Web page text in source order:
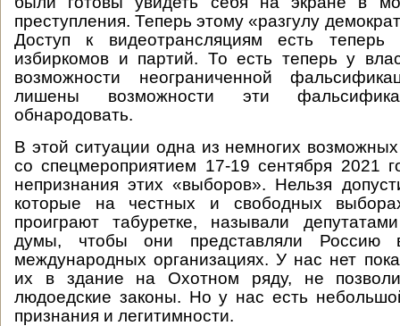
преступления. Теперь этому «разгулу
Доступ к видеотрансляциям есть
избиркомов и партий. То есть теперь у
возможности неограниченной
лишены возможности эти
обнародовать.
В этой ситуации одна из немногих возможных
со спецмероприятием 17-19 сентября 2021
непризнания этих «выборов». Нельзя
которые на честных и свободных
проиграют табуретке, называли
думы, чтобы они представляли Россию
международных организациях. У нас нет
их в здание на Охотном ряду, не
людоедские законы. Но у нас есть
признания и легитимности.